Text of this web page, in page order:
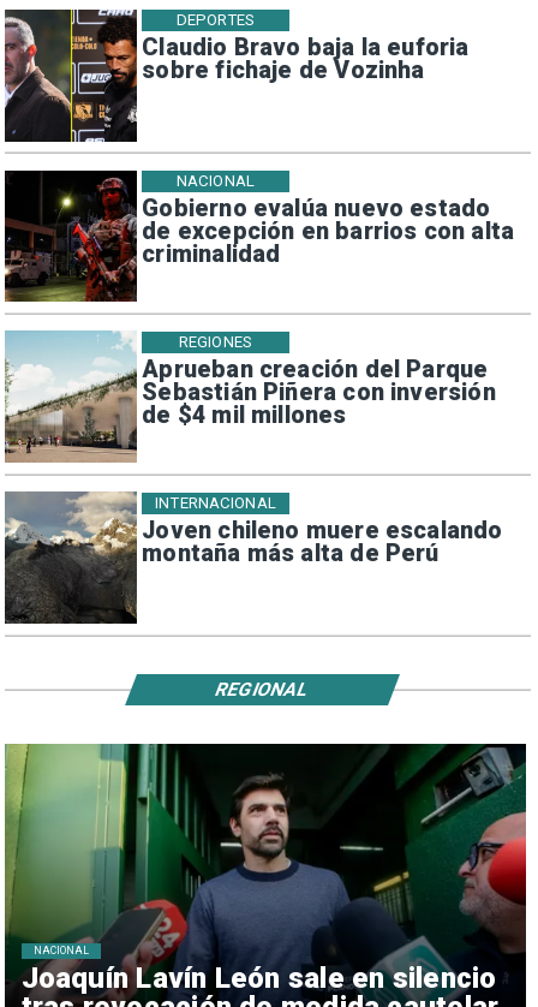
Claudio Bravo baja la euforia
sobre fichaje de Vozinha
DEPORTES
Gobierno evalúa nuevo estado
de excepción en barrios con alta
criminalidad
NACIONAL
Aprueban creación del Parque
Sebastián Piñera con inversión
de $4 mil millones
REGIONES
Joven chileno muere escalando
montaña más alta de Perú
INTERNACIONAL
Joaquín Lavín León sale en silencio
NACIONAL
REGIONAL